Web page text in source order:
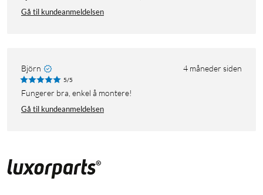
Gå til kundeanmeldelsen
Björn 4 måneder siden
5/5
Fungerer bra, enkel å montere!
Gå til kundeanmeldelsen